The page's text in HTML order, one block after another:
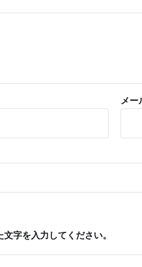
メー
文字を入力してください。